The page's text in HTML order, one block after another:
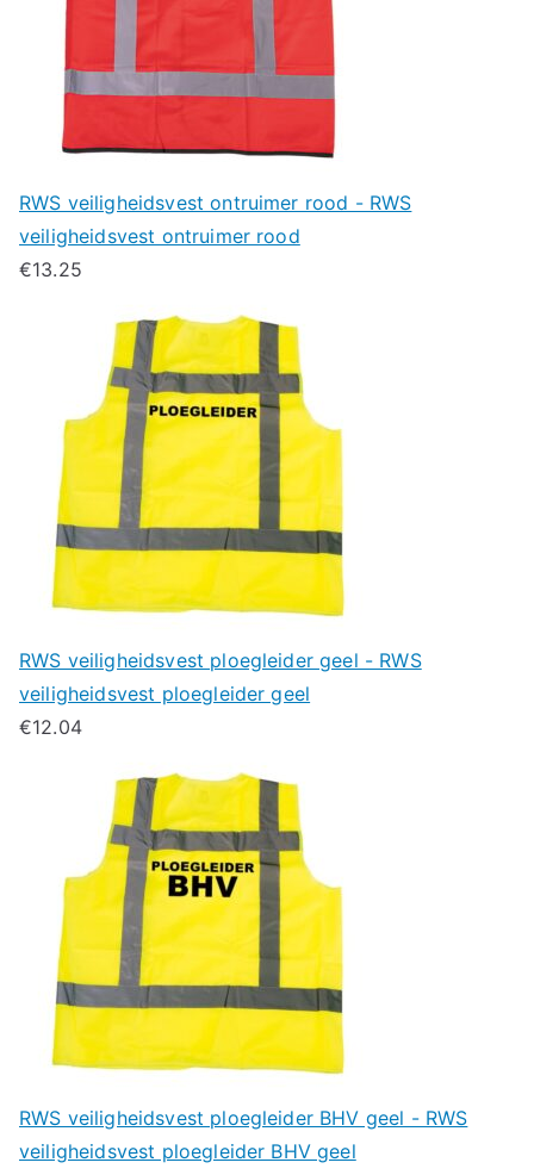
RWS veiligheidsvest ontruimer rood - RWS
veiligheidsvest ontruimer rood
€13.25
RWS veiligheidsvest ploegleider geel - RWS
veiligheidsvest ploegleider geel
€12.04
RWS veiligheidsvest ploegleider BHV geel - RWS
veiligheidsvest ploegleider BHV geel